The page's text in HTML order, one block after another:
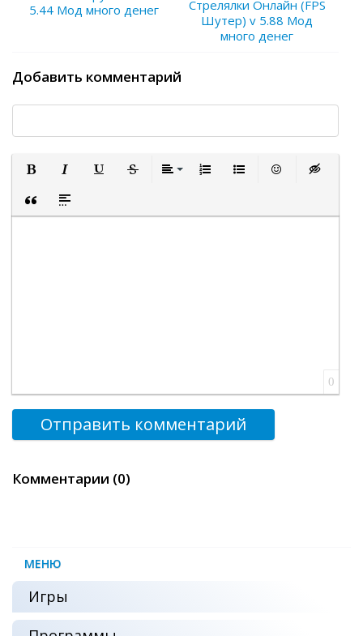
5.44 Мод много денег
Стрелялки Онлайн (FPS
Шутер) v 5.88 Мод
много денег
Добавить комментарий
Вставка цитаты
Вставка спойлера
0
Отправить комментарий
Комментарии (0)
МЕНЮ
Игры